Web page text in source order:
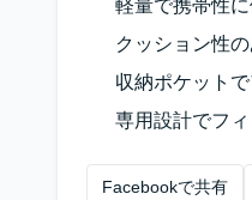
軽量で携帯性に
クッション性
収納ポケット
専用設計でフィ
Facebookで共有